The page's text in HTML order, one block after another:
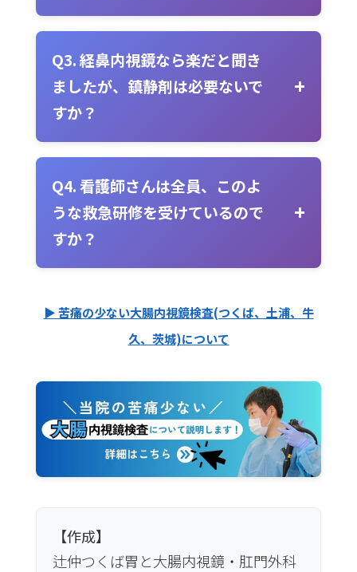
には救急カートや酸素投与装置など
必要な機器を完備し、定期的にシミ
ュレーション訓練も行っています。
そのお気持ち、非常によく分かりま
す。便潜血検査・大腸がん検診
のように自覚症状がないのに、わざ
わざ時間を作って、つらいかもしれ
を感じるのは当然のことです。
しかし、大腸がんやその前段階であ
る大腸ポリープ
ことこそが、大腸内視鏡検査の最も
重要な目的なのです。
関連記事
便潜血陽性を放置したら、大腸
がん判明後の死亡率は4倍
私たちがこの記事でご紹介した「チ
ームでの安全体制」や「鎮静剤を用
Q3. 経鼻内視鏡なら楽だと聞き
ましたが、鎮静剤は必要ないで
すか？
鼻からの内視鏡は確かに嘔吐反射が
少ないという利点がありますが、実
は患者様によって感じ方は大きく異
なります。
可能ですが、より確実に苦痛を軽減
したい方には鎮静剤の使用をお勧め
関連記事
経鼻内視鏡なら痛くないの限界
▶苦痛の少ない胃内視鏡検査(つくば、土浦、
牛久、茨城)はこちら
Q4. 看護師さんは全員、このよ
うな救急研修を受けているので
すか？
ます。今回ご紹介したように、 まず
意欲的なスタッフから研修に参加
を整えています。また、定期的な院
内勉強会などを行い、チーム全体の
対応力向上に努めています。当院で
は、スタッフの継続的な教育を重要
▶ 苦痛の少ない大腸内視鏡検査(つくば、土浦、牛
久、茨城)について
【作成】
辻仲つくば胃と大腸内視鏡・肛門外科